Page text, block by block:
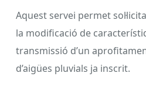
Aquest servei permet
la modificació de
transmissió d’un
d’aigües pluvials ja inscrit.